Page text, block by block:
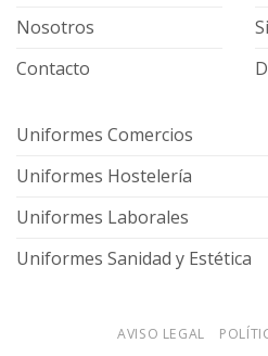
Nosotros
Contacto
Uniformes Comercios
Uniformes Hostelería
Uniformes Laborales
Uniformes Sanidad y Estética
AVISO LEGAL